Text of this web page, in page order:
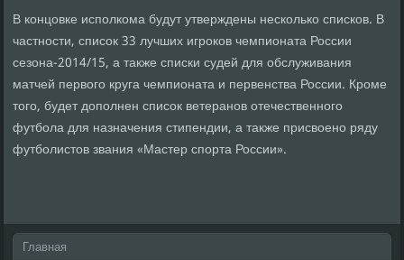
В концовке исполкома будут утверждены несколько списков. В
частности, список 33 лучших игроков чемпионата России
сезона-2014/15, а также списки судей для обслуживания
матчей первого круга чемпионата и первенства России. Кроме
того, будет дополнен список ветеранов отечественного
футбола для назначения стипендии, а также присвоено ряду
футболистов звания «Мастер спорта России».
Главная